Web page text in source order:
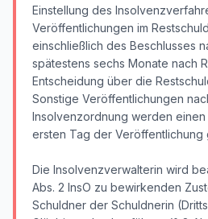
Einstellung des
Veröffentlichungen im
einschließlich des Beschlusses
spätestens sechs Monate nach
Entscheidung über die
Sonstige Veröffentlichungen
Insolvenzordnung werden einen
ersten Tag der Veröffentlichung
Die Insolvenzverwalterin wird
Abs. 2 InsO zu bewirkenden
Schuldner der Schuldnerin